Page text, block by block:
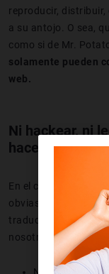
reproducir,
a su antojo. O sea,
como si de Mr.
solamente pueden
web.
Ni hackear, ni
hacer
En el capítulo de
obvias y otras más
traducirse como “no
nosotros hemos